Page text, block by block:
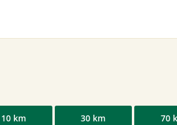
10 km 30 km 70